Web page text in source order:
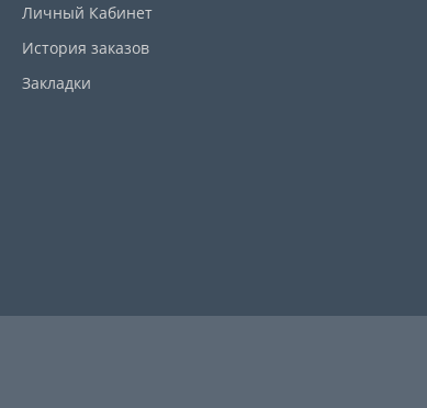
Личный Кабинет
История заказов
Закладки